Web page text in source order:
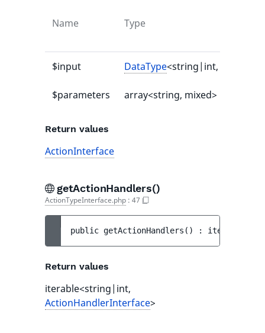
Name Type
$input DataType<string|int, mixed>
$parameters array<string, mixed>
Return values
ActionInterface
getActionHandlers()
ActionTypeInterface.php : 47
public getActionHandlers ( ) :
Return values
iterable<string|int,
ActionHandlerInterface>